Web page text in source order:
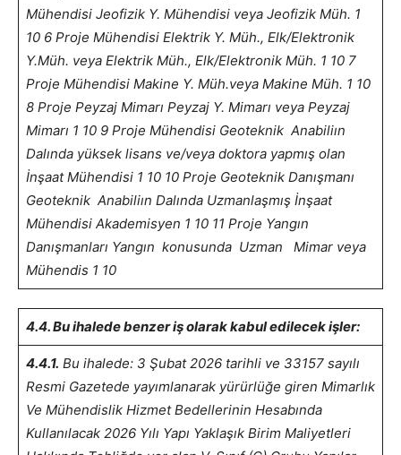
Mühendisi Jeofizik Y. Mühendisi veya Jeofizik Müh. 1
10 6 Proje Mühendisi Elektrik Y. Müh., Elk/Elektronik
Y.Müh. veya Elektrik Müh., Elk/Elektronik Müh. 1 10 7
Proje Mühendisi Makine Y. Müh.veya Makine Müh. 1 10
8 Proje Peyzaj Mimarı Peyzaj Y. Mimarı veya Peyzaj
Mimarı 1 10 9 Proje Mühendisi Geoteknik Anabiliın
Dalında yüksek lisans ve/veya doktora yapmış olan
İnşaat Mühendisi 1 10 10 Proje Geoteknik Danışmanı
Geoteknik Anabiliın Dalında Uzmanlaşmış İnşaat
Mühendisi Akademisyen 1 10 11 Proje Yangın
Danışmanları Yangın konusunda Uzman Mimar veya
Mühendis 1 10
4.4. Bu ihalede benzer iş olarak kabul edilecek işler:
4.4.1. Bu ihalede: 3 Şubat 2026 tarihli ve 33157 sayılı
Resmi Gazetede yayımlanarak yürürlüğe giren Mimarlık
Ve Mühendislik Hizmet Bedellerinin Hesabında
Kullanılacak 2026 Yılı Yapı Yaklaşık Birim Maliyetleri